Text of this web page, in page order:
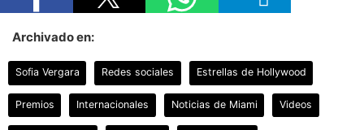
Archivado en:
Sofia Vergara Redes sociales Estrellas de Hollywood
Premios Internacionales Noticias de Miami Videos